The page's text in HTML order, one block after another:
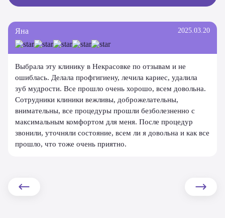
Яна 2025.03.20
Выбрала эту клинику в Некрасовке по отзывам и не
ошиблась. Делала профгигиену, лечила кариес, удалила
зуб мудрости. Все прошло очень хорошо, всем довольна.
Сотрудники клиники вежливы, доброжелательны,
внимательны, все процедуры прошли безболезненно с
максимальным комфортом для меня. После процедур
звонили, уточняли состояние, всем ли я довольна и как все
прошло, что тоже очень приятно.